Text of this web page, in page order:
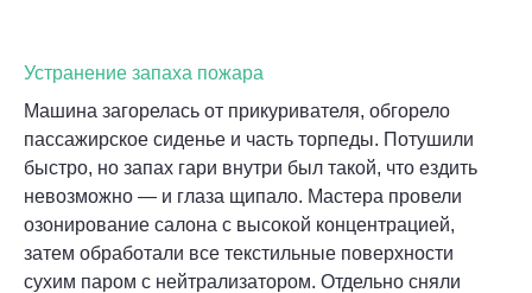
Устранение запаха пожара
Машина загорелась от прикуривателя, обгорело
пассажирское сиденье и часть торпеды. Потушили
быстро, но запах гари внутри был такой, что ездить
невозможно — и глаза щипало. Мастера провели
озонирование салона с высокой концентрацией,
затем обработали все текстильные поверхности
сухим паром с нейтрализатором. Отдельно сняли